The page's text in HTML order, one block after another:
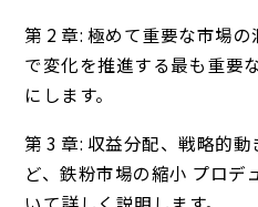
第 2 章: 極めて重要な市場
で変化を推進する最も重要
にします。
第 3 章: 収益分配、戦略的
ど、鉄粉市場の縮小 プロデ